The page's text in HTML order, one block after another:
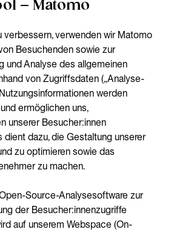
– Matomo
verbessern, verwenden wir Matomo
Besuchenden sowie zur
und Analyse des allgemeinen
von Zugriffsdaten („Analyse-
werden
ermöglichen uns,
unserer Besucher:innen
dient dazu, die Gestaltung unserer
zu optimieren sowie das
zu machen.
Source-Analysesoftware zur
der Besucher:innenzugriffe
auf unserem Webspace (On-